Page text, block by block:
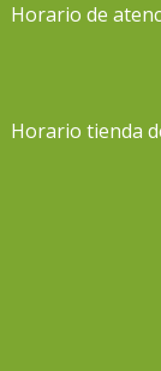
Horario de
Horario tienda